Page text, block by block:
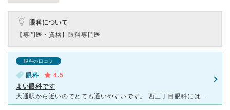
眼科について
【専門医・資格】 眼科専門医
眼科の口コミ
眼科
4.5
よい眼科です
大通駅から近いのでとても通いやすいです。 西三丁目眼科には、眼鏡の処方のために受診しました。 しっかり検査をしてから、眼鏡の処方をするとのことで当日には処方を渡すことはできないと言われました。